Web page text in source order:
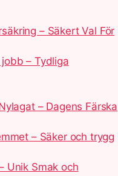
– Säkert Val För
– Tydliga
– Dagens Färska
– Säker och trygg
Unik Smak och